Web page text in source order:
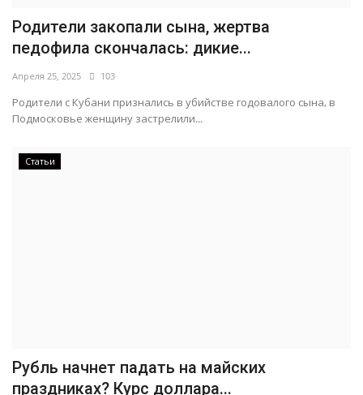
Родители закопали сына, жертва
педофила скончалась: дикие...
Апреля 25, 2025 103
Родители с Кубани признались в убийстве годовалого сына, в
Подмосковье женщину застрелили...
Статьи
Рубль начнет падать на майских
праздниках? Курс доллара...